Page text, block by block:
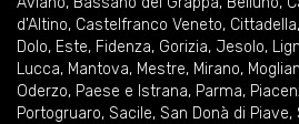
d'Altino, Castelfranco Veneto, Cittadella,
Dolo, Este, Fidenza, Gorizia, Jesolo,
Lucca, Mantova, Mestre, Mirano,
Oderzo, Paese e Istrana, Parma,
Portogruaro, Sacile, San Donà di Piave,